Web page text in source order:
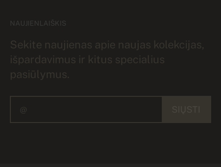
NAUJIENLAIŠKIS
Sekite naujienas apie naujas kolekcijas,
išpardavimus ir kitus specialius
pasiūlymus.